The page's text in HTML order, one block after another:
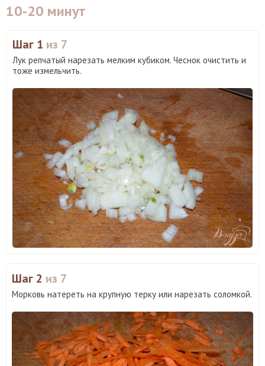
10-20 минут
Шаг 1 из 7
Лук репчатый нарезать мелким кубиком. Чеснок очистить и
тоже измельчить.
Шаг 2 из 7
Морковь натереть на крупную терку или нарезать соломкой.